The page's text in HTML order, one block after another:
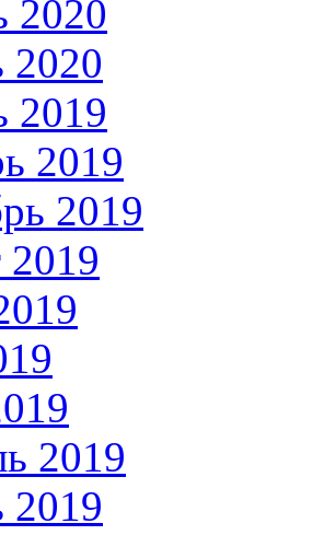
2020
2020
2019
2019
2019
2019
2019
2019